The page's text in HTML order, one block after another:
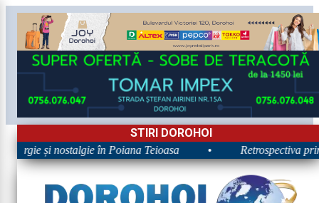
STIRI DOROHOI
și nostalgie în Poiana Teioasa Retrospectiva